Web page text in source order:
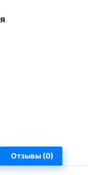
Отзывы (0)